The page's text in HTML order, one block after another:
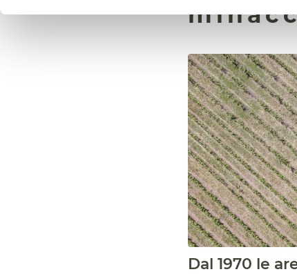
Dal 1970 le